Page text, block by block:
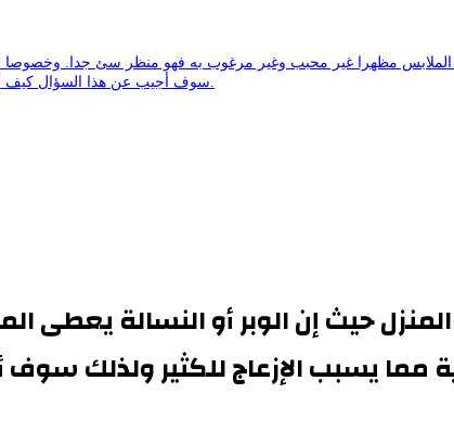
مظهرا غير محبب وغير مرغوب به فهو منظر سئ جدا. وخصوصا
حيث إن الوبر أو النسالة يعطى
يسبب الإزعاج للكثير ولذلك سوف